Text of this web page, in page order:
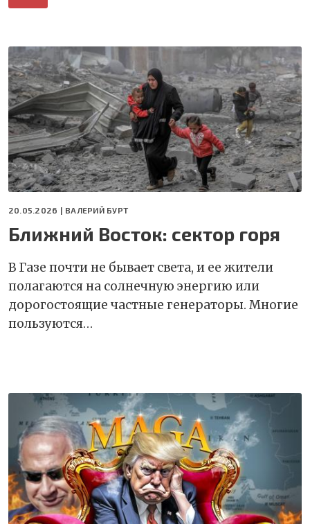
20.05.2026 | ВАЛЕРИЙ БУРТ
Ближний Восток: сектор горя
В Газе почти не бывает света, и ее жители
полагаются на солнечную энергию или
дорогостоящие частные генераторы. Многие
пользуются…